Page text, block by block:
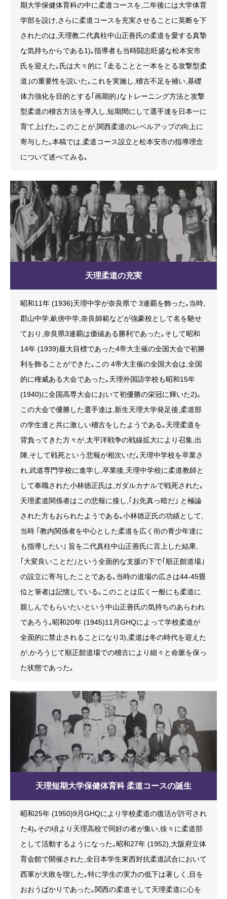
期大学保健体育科の中に柔道コースを,二年後には大学体育
学部を設け,さらに柔道コースを充実させることに英断を下
されたのは,天理教二代真柱中山正善氏の柔道を愛する真摯
な気持ちからである1)｡指導者も当時闘志旺盛な松本安市
氏を迎えた｡氏は大々的に ｢走ることと一本をとる攻撃型柔
道｣の重要性を説いた｡これを実施し,稽古不足を補い,基礎
体力強化を目的とする｢画期的｣なトレーニング方法と攻撃
型柔道の稽古方法を導入し,短期間にして選手達を日本一に
育て上げた｡このことが,関西柔道のレベルアップの向上に
寄与した｡本稿では,柔道コース設立と松本安市の指導理念
について述べてみる｡
天理柔道の充実
昭和11年 (1936)天理中学が奈良県で 3連覇を飾った｡当時,
郡山中学,畝傍中学,奈良師範などが強豪校として名を馳せ
ており,奈良県3連覇は価値ある勝利であった｡そして昭和
14年 (1939)最大目標であった4帝大主催の全国大会で初勝
利を飾ることができた｡この 4帝大主催の全国大会は,全国
的に権威ある大会であった｡天理外国語学校も昭和15年
(1940)に全国高専大会において初優勝の栄冠に輝いた2)｡
この大会で優勝した選手達は,新生天理大学発足後,柔道部
の学生達と共に激しい稽古をしたようである｡天理柔道を
背負ってきた方々が,太平洋戦争の戦線拡大により召集,出
陣,そして戦死という悲報が相次いだ｡天理中学校を卒業さ
れ,武道専門学校に進学し,卒業後,天理中学校に柔道教師と
して奉職された小林徳正氏は,ガダルカナルで戦死された｡
天理柔道関係者はこの悲報に接し,｢お先真っ暗だ｣ と極論
された方もおられたようである｡小林徳正氏の功績として,
当時 ｢教内関係者を中心とした柔道を広く街の青少年達に
も指導したい｣ 旨を二代真柱中山正善氏に言上した結果,
｢大変良いことだ｣という全面的な支援の下で｢順正館道場｣
の設立に寄与したことである｡当時の道場の広さは44-45畳
位と筆者は記憶している｡このことは広く一般にも柔道に
親しんでもらいたいという中山正善氏の気持ちのあらわれ
であろう｡昭和20年 (1945)11月GHQによって学校柔道が
全面的に禁止されることになり3),柔道は冬の時代を迎えた
が,かろうじて順正館道場での稽古により細々と命脈を保っ
た状態であった｡
天理短期大学保健体育科 柔道コースの誕生
昭和25年 (1950)9月GHQにより学校柔道の復活が許可され
た4)｡その頃より天理高校で同好の者が集い,徐々に柔道部
として活動するようになった｡昭和27年 (1952),大阪府立体
育会館で開催された,全日本学生東西対抗柔道試合において
西軍が大敗を喫した｡特に学生の実力の低下は著しく,目を
おおうばかりであった｡関西の柔道そして天理柔道に心を